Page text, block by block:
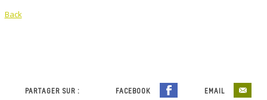
Back
PARTAGER SUR : FACEBOOK EMAIL